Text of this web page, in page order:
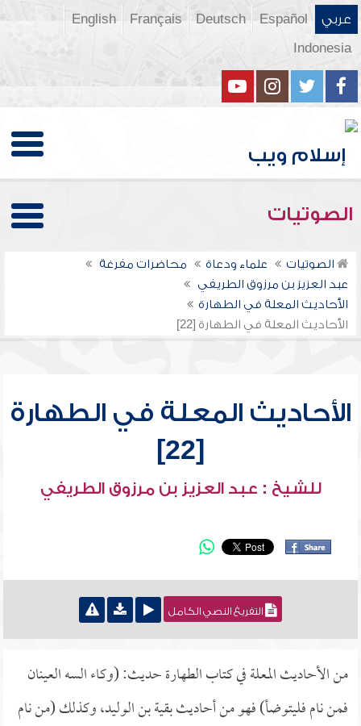
عربي Español
Deutsch
Français
English
Indonesia
الصوتيات
الصوتيات علماء ودعاة
محاضرات مفرغة
عبد العزيز بن مرزوق الطريفي
الأحاديث المعلة في الطهارة
الأحاديث المعلة في الطهارة [22]
الأحاديث المعلة في الطهارة
[22]
للشيخ : عبد العزيز بن مرزوق الطريفي
التفريغ النصي الكامل
من الأحاديث المعلة في كتاب الطهارة حديث: (وكاء السه العينان
فمن نام فليتوضأ) فهو من أحاديث بقية بن الوليد، وكذلك (من نام